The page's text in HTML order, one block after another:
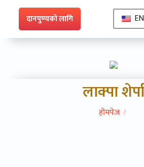
दानपुण्यको लागि EN
लाक्पा शेर्पा
होमपेज